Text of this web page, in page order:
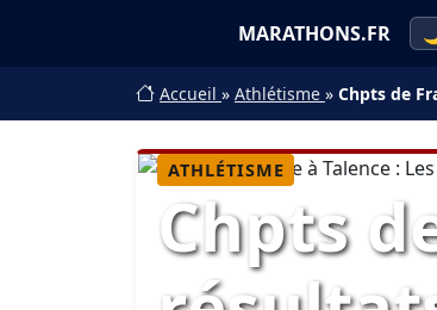
MARATHONS.FR
Accueil » Athlétisme » Chpts de
ATHLÉTISME
Chpts